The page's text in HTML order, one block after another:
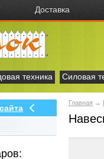
Доставка
техника Силовая
Главная →